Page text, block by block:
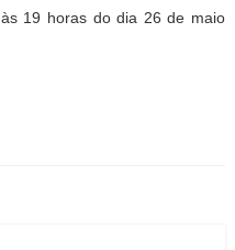
19 horas do dia 26 de maio